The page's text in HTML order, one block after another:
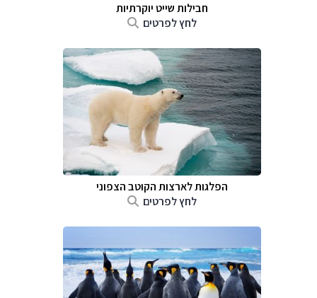
חבילות שייט יוקרתיות
לחץ לפרטים
הפלגות לארצות הקוטב הצפוני
לחץ לפרטים